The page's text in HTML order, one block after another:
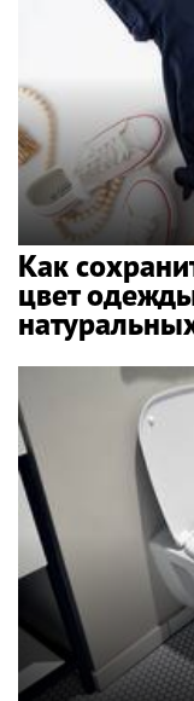
Как
цвет